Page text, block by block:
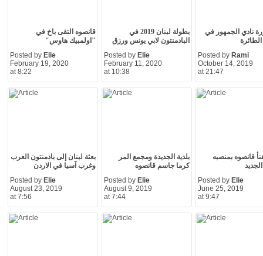
قانصوه التقى باخ في
"اولمبيك هاوس"
Posted by Elie
February 19, 2020
at 8:22
بطولة لبنان 2019 في
البادمنتون لابي يونس ورزق
Posted by Elie
February 11, 2020
at 10:38
نادي الجمهور في
Posted by Rami
October 14, 2019
at 21:47
بعثة لبنان إلى بادمنتون العرب
وغرب آسيا في الاردن
Posted by Elie
August 23, 2019
at 7:56
بلدية الجديدة ومجمع المر
كرما جاسم قانصوه
Posted by Elie
August 9, 2019
at 7:44
قانصوه بمنصبه
Posted by Elie
June 25, 2019
at 9:47